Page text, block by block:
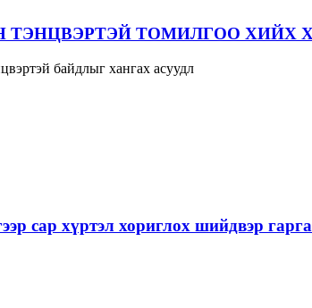
ТОМИЛГОО ХИЙХ
байдлыг хангах асуудл
сар хүртэл хориглох шийдвэр